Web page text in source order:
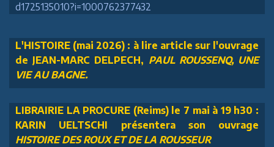
d1725135010?i=1000762377432
L'HISTOIRE (mai 2026) : à lire article sur l'ouvrage
de JEAN-MARC DELPECH, PAUL ROUSSENQ, UNE
VIE AU BAGNE.
LIBRAIRIE LA PROCURE (Reims) le 7 mai à 19 h30 :
KARIN UELTSCHI présentera son ouvrage
HISTOIRE DES ROUX ET DE LA ROUSSEUR